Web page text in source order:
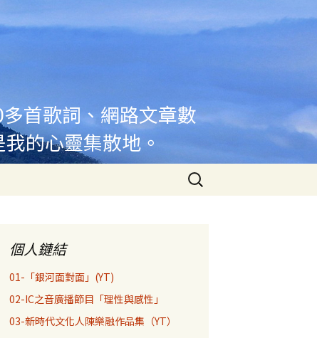
首歌詞、網路文章數
的心靈集散地。
搜
尋
個人鏈結
01-「銀河面對面」(YT)
02-IC之音廣播節目「理性與感性」
03-新時代文化人陳樂融作品集（YT）